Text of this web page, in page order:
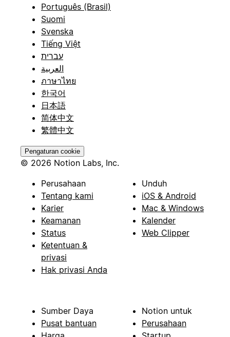
Português (Brasil)
Suomi
Svenska
Tiếng Việt
עברית
العربية
ภาษาไทย
한국어
日本語
简体中文
繁體中文
Pengaturan cookie
© 2026 Notion Labs, Inc.
Perusahaan
Tentang kami
Karier
Keamanan
Status
Ketentuan &
privasi
Hak privasi Anda
Unduh
iOS & Android
Mac & Windows
Kalender
Web Clipper
Sumber Daya
Pusat bantuan
Notion untuk
Perusahaan